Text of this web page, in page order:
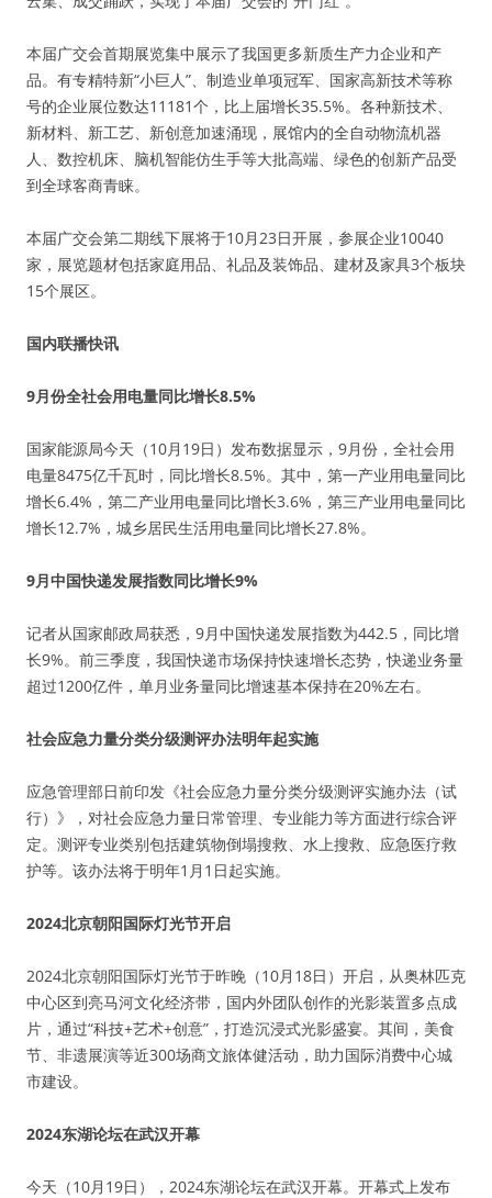
本届广交会首期展览集中展示了我国更多新质生产力企业和产
品。有专精特新“小巨人”、制造业单项冠军、国家高新技术等称
号的企业展位数达11181个，比上届增长35.5%。各种新技术、
新材料、新工艺、新创意加速涌现，展馆内的全自动物流机器
人、数控机床、脑机智能仿生手等大批高端、绿色的创新产品受
到全球客商青睐。
本届广交会第二期线下展将于10月23日开展，参展企业10040
家，展览题材包括家庭用品、礼品及装饰品、建材及家具3个板块
15个展区。
国内联播快讯
9月份全社会用电量同比增长8.5%
国家能源局今天（10月19日）发布数据显示，9月份，全社会用
电量8475亿千瓦时，同比增长8.5%。其中，第一产业用电量同比
增长6.4%，第二产业用电量同比增长3.6%，第三产业用电量同比
增长12.7%，城乡居民生活用电量同比增长27.8%。
9月中国快递发展指数同比增长9%
记者从国家邮政局获悉，9月中国快递发展指数为442.5，同比增
长9%。前三季度，我国快递市场保持快速增长态势，快递业务量
超过1200亿件，单月业务量同比增速基本保持在20%左右。
社会应急力量分类分级测评办法明年起实施
应急管理部日前印发《社会应急力量分类分级测评实施办法（试
行）》，对社会应急力量日常管理、专业能力等方面进行综合评
定。测评专业类别包括建筑物倒塌搜救、水上搜救、应急医疗救
护等。该办法将于明年1月1日起实施。
2024北京朝阳国际灯光节开启
2024北京朝阳国际灯光节于昨晚（10月18日）开启，从奥林匹克
中心区到亮马河文化经济带，国内外团队创作的光影装置多点成
片，通过“科技+艺术+创意”，打造沉浸式光影盛宴。其间，美食
节、非遗展演等近300场商文旅体健活动，助力国际消费中心城
市建设。
2024东湖论坛在武汉开幕
今天（10月19日），2024东湖论坛在武汉开幕。开幕式上发布